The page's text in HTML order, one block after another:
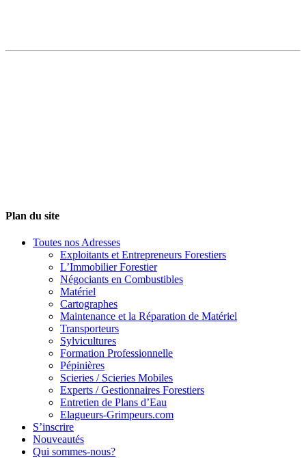
Plan du site
Toutes nos Adresses
Exploitants et Entrepreneurs Forestiers
L’Immobilier Forestier
Négociants en Combustibles
Matériel
Cartographes
Maintenance et la Réparation de Matériel
Transporteurs
Sylvicultures
Formation Professionnelle
Pépinières
Scieries / Scieries Mobiles
Experts / Gestionnaires Forestiers
Entretien de Plans d’Eau
Elagueurs-Grimpeurs.com
S’inscrire
Nouveautés
Qui sommes-nous?